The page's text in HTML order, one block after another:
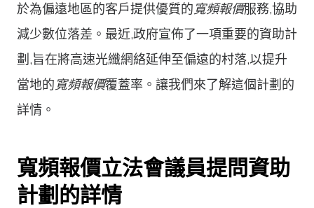
於為偏遠地區的客戶提供優質的 寬頻報價服務,協助
減少數位落差。最近,政府宣佈了一項重要的資助計
劃,旨在將高速光纖網絡延伸至偏遠的村落,以提升
當地的 寬頻報價覆蓋率。讓我們來了解這個計劃的
詳情。
寬頻報價立法會議員提問資助
計劃的詳情